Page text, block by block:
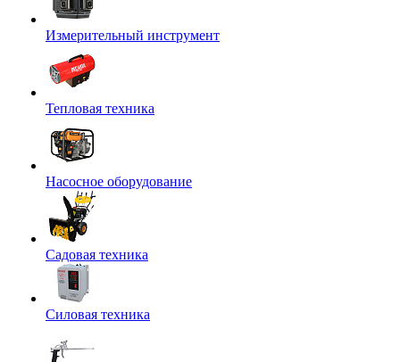
Измерительный инструмент
Тепловая техника
Насосное оборудование
Садовая техника
Силовая техника